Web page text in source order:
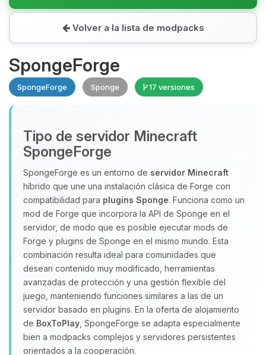
Volver a la lista de modpacks
SpongeForge
SpongeForge Sponge 17 versiones
Tipo de servidor Minecraft
SpongeForge
SpongeForge es un entorno de servidor Minecraft
híbrido que une una instalación clásica de Forge con
compatibilidad para plugins Sponge. Funciona como un
mod de Forge que incorpora la API de Sponge en el
servidor, de modo que es posible ejecutar mods de
Forge y plugins de Sponge en el mismo mundo. Esta
combinación resulta ideal para comunidades que
desean contenido muy modificado, herramientas
avanzadas de protección y una gestión flexible del
juego, manteniendo funciones similares a las de un
servidor basado en plugins. En la oferta de alojamiento
de BoxToPlay , SpongeForge se adapta especialmente
bien a modpacks complejos y servidores persistentes
orientados a la cooperación.
Yupi, por fin alguien con quien
hablar! Soy Choupy, tu pequeno
asistente de BoxToPlay. Cuentame
que necesitas y moveré mis
pequenos circuitos para ayudarte.
10/08/2026 03:45